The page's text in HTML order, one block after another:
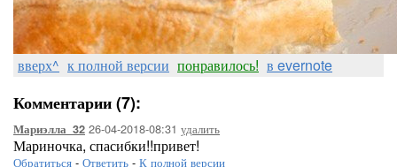
вверх^ к полной версии понравилось! в evernote
Комментарии (7):
Мариэлла_32 26-04-2018-08:31 удалить
Мариночка, спасибки!!привет!
Обратиться - Ответить - К полной версии